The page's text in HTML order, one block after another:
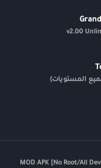
أدوات التحرير
من الأدوات الأخرى
الخلفية ، والتي يتم
الذهبية. ولكن
v2.00